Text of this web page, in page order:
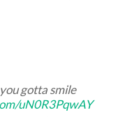
gotta smile
uN0R3PqwAY